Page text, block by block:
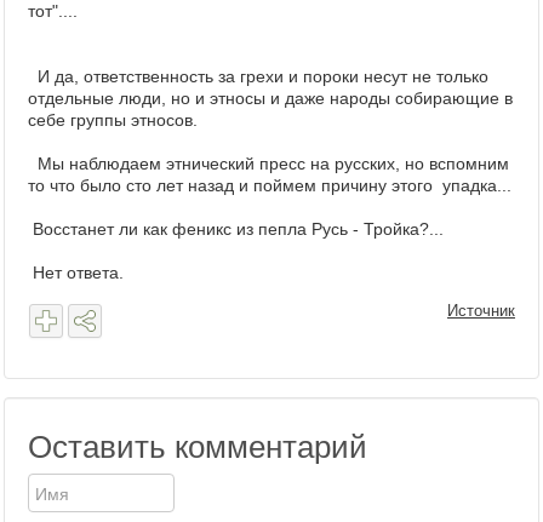
тот"....
И да, ответственность за грехи и пороки несут не только
отдельные люди, но и этносы и даже народы собирающие в
себе группы этносов.
Мы наблюдаем этнический пресс на русских, но вспомним
то что было сто лет назад и поймем причину этого упадка...
Восстанет ли как феникс из пепла Русь - Тройка?...
Нет ответа.
Источник
Оставить комментарий